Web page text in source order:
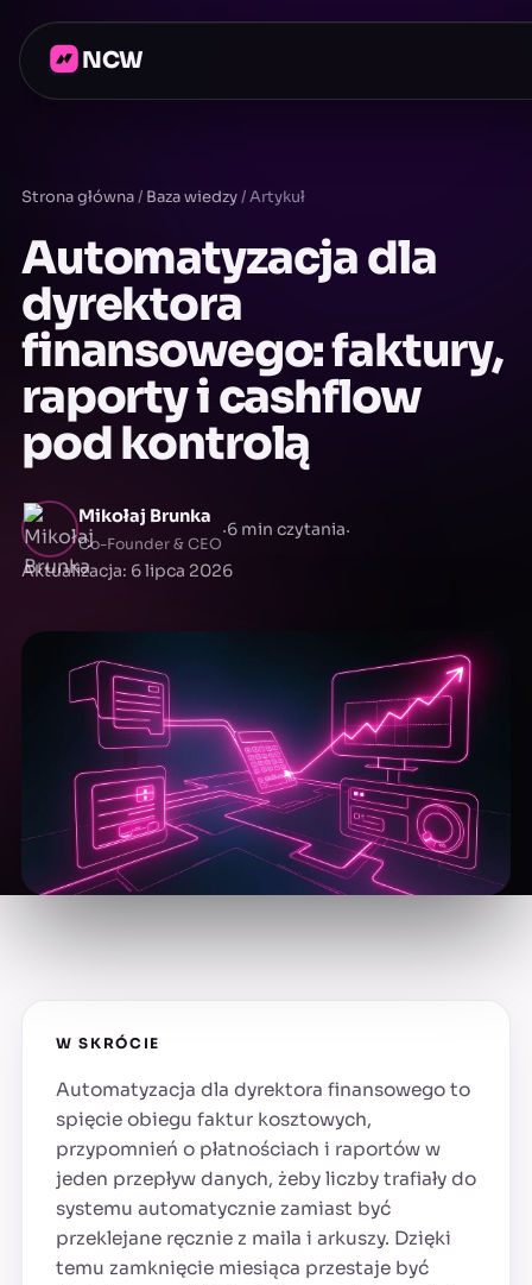
NCW
Strona główna/ Baza wiedzy/Artykuł
Automatyzacja dla
dyrektora
finansowego: faktury,
raporty i cashflow
pod kontrolą
Mikołaj Brunka
Co-Founder & CEO
·6 min czytania·
Aktualizacja: 6 lipca 2026
W SKRÓCIE
Automatyzacja dla dyrektora finansowego to
spięcie obiegu faktur kosztowych,
przypomnień o płatnościach i raportów w
jeden przepływ danych, żeby liczby trafiały do
systemu automatycznie zamiast być
przeklejane ręcznie z maila i arkuszy. Dzięki
temu zamknięcie miesiąca przestaje być